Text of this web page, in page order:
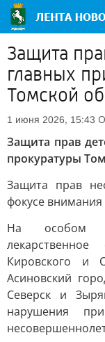
Защита
главных
Томской
1 июня 2026, 15:43
Защита прав
прокуратуры
Защита прав
фокусе
На особом
Кировского и
Асиновский
Северск и
нарушения